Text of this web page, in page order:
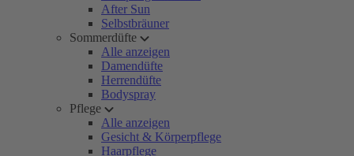
After Sun
Selbstbräuner
Sommerdüfte
Alle anzeigen
Damendüfte
Herrendüfte
Bodyspray
Pflege
Alle anzeigen
Gesicht & Körperpflege
Haarpflege